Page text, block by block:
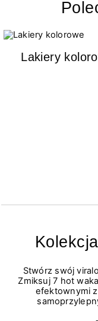
Lakiery
Stwórz swój
Zmiksuj 7 hot
efektownymi